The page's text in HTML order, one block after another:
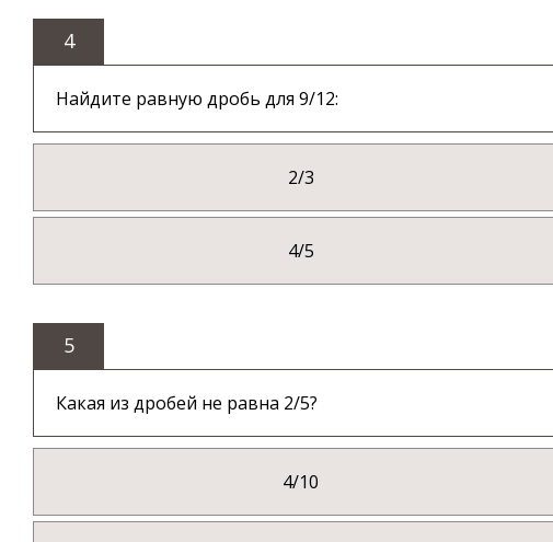
4
Найдите равную дробь для 9/12:
2/3
4/5
5
Какая из дробей не равна 2/5?
4/10